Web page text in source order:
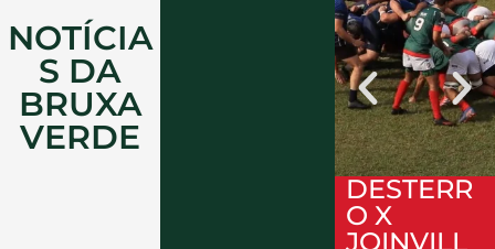
NOTÍCIA
S DA
BRUXA
VERDE
DESTERR
O X
JOINVILL